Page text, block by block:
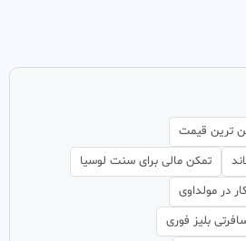
ترین قیمت
تمکن مالی برای سنت لوسیا
در مولداوی
بلیز فوری